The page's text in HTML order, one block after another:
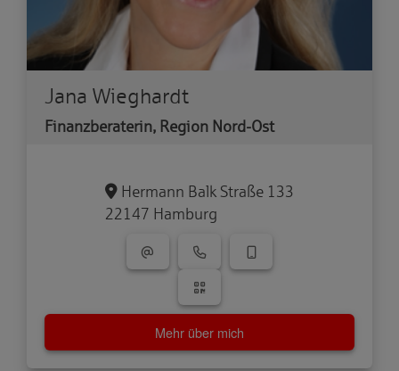
Jana Wieghardt
Finanzberaterin, Region Nord-Ost
Hermann Balk Straße 133
22147 Hamburg
Mehr über mich